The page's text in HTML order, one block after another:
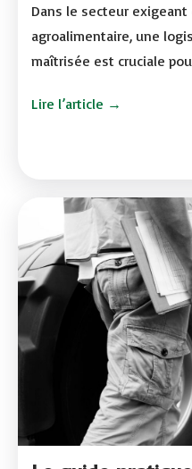
Dans le secteur
agroalimentaire, une
maîtrisée est cruciale
Lire l’article →